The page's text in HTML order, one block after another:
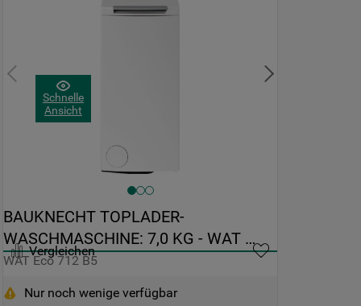
Schnelle
Ansicht
Vergleichen
BAUKNECHT TOPLADER-
WASCHMASCHINE: 7,0 KG - WAT
ECO 712 B5
WAT Eco 712 B5
Nur noch wenige verfügbar